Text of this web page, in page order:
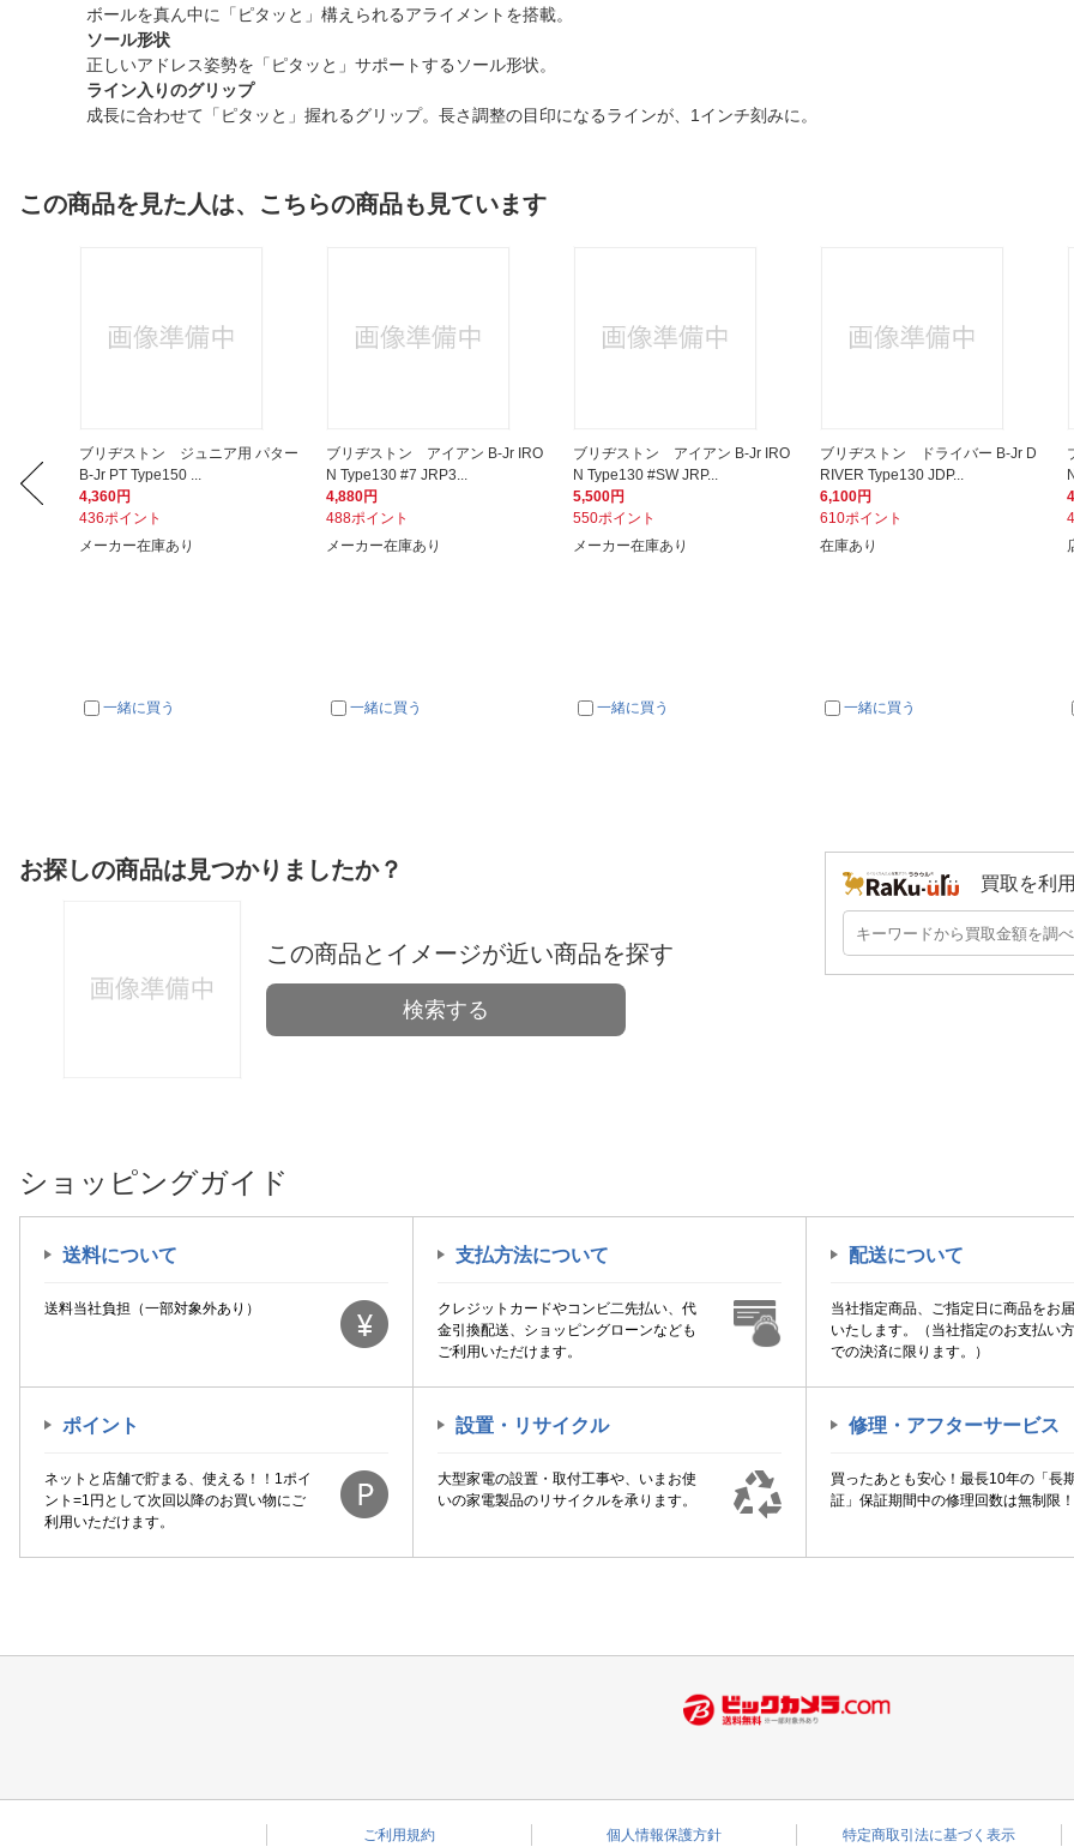
ボールを真ん中に「ピタッと」構えられるアライメントを搭載。
ソール形状
正しいアドレス姿勢を「ピタッと」サポートするソール形状。
ライン入りのグリップ
成長に合わせて「ピタッと」握れるグリップ。長さ調整の目印になるラインが、1インチ刻みに。
この商品を見た人は、こちらの商品も見ています
ブリヂストン ジュニア用 パター
B-Jr PT Type150 ...
4,360円
436ポイント
メーカー在庫あり
一緒に買う
ブリヂストン アイアン B-Jr IRO
N Type130 #7 JRP3...
4,880円
488ポイント
メーカー在庫あり
一緒に買う
ブリヂストン アイアン B-Jr IRO
N Type130 #SW JRP...
5,500円
550ポイント
メーカー在庫あり
一緒に買う
ブリヂストン ドライバー B-Jr D
RIVER Type130 JDP...
6,100円
610ポイント
在庫あり
一緒に買う
お探しの商品は見つかりましたか？
この商品とイメージが近い商品を探す
検索する
買取を利
ショッピングガイド
送料について
送料当社負担（一部対象外あり）
支払方法について
クレジットカードやコンビ二先払い、代
金引換配送、ショッピングローンなども
ご利用いただけます。
配送について
当社指定商品、ご指定日に商品をお
いたします。（当社指定のお支払い
での決済に限ります。）
ポイント
ネットと店舗で貯まる、使える！！1ポイ
ント=1円として次回以降のお買い物にご
利用いただけます。
設置・リサイクル
大型家電の設置・取付工事や、いまお使
いの家電製品のリサイクルを承ります。
修理・アフターサービス
買ったあとも安心！最長10年の「長
証」保証期間中の修理回数は無制限！
ご利用規約 個人情報保護方針 特定商取引法に基づく表示